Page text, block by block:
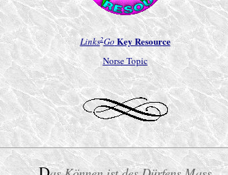
Links2GoKey Resource
Norse Topic